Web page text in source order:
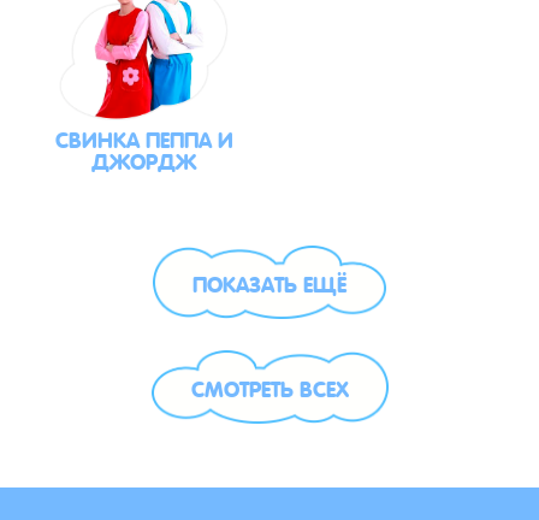
СВИНКА ПЕППА И
ДЖОРДЖ
ПОКАЗАТЬ ЕЩЁ
СМОТРЕТЬ ВСЕХ